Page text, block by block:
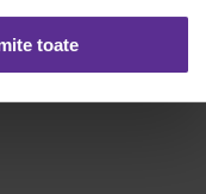
toate